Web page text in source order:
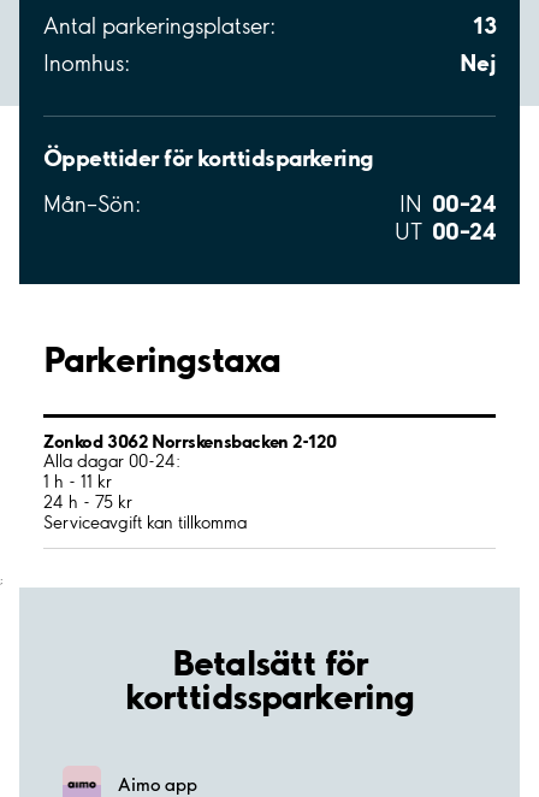
Antal parkeringsplatser: 13
Inomhus: Nej
Öppettider för korttidsparkering
Mån–Sön: IN 00–24
UT 00–24
Parkeringstaxa
Zonkod 3062 Norrskensbacken 2-120
Alla dagar 00-24:
1 h - 11 kr
24 h - 75 kr
Serviceavgift kan tillkomma
;
Betalsätt för
korttidssparkering
Aimo app